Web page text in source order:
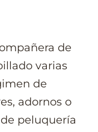
de
varias
de
adornos o
peluquería